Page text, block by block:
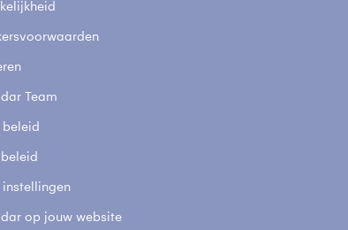
Team
beleid
instellingen
op jouw website